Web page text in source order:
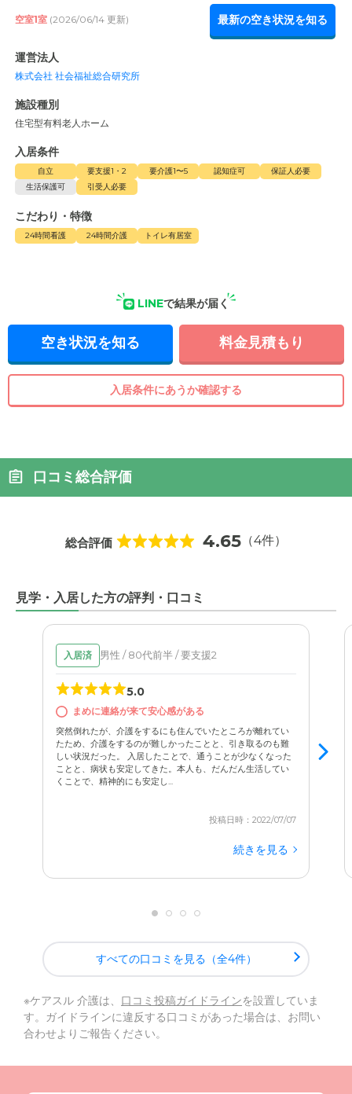
空室1室 (2026/06/14 更新) 最新の空き状況を知る
運営法人
株式会社 社会福祉総合研究所
施設種別
住宅型有料老人ホーム
入居条件
自立 要支援1・2 要介護1〜5 認知症可
保証人必要
生活保護可
引受人必要
こだわり・特徴
24時間看護 24時間介護 トイレ有居室
LINEで結果が届く
空き状況を知る 料金見積もり
入居条件にあうか確認する
口コミ総合評価
総合評価 4.65 （4件）
見学・入居した方の評判・口コミ
入居済 男性 / 80代前半 / 要支援2
5.0
まめに連絡が来て安心感がある
突然倒れたが、介護をするにも住んでいたところが離れてい
たため、介護をするのが難しかったことと、引き取るのも難
しい状況だった。 入居したことで、通うことが少なくなった
ことと、病状も安定してきた。本人も、だんだん生活してい
くことで、精神的にも安定し...
投稿日時：2022/07/07
続きを見る
すべての口コミを見る（全4件）
※ケアスル 介護は、 口コミ投稿ガイドラインを設置していま
す。ガイドラインに違反する口コミがあった場合は、お問い
合わせよりご報告ください。